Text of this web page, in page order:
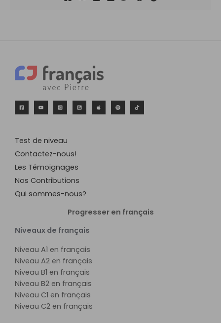
Test de niveau
Contactez-nous!
Les Témoignages
Nos Contributions
Qui sommes-nous?
Progresser en français
Niveaux de français
Niveau A1 en français
Niveau A2 en français
Niveau B1 en français
Niveau B2 en français
Niveau C1 en français
Niveau C2 en français